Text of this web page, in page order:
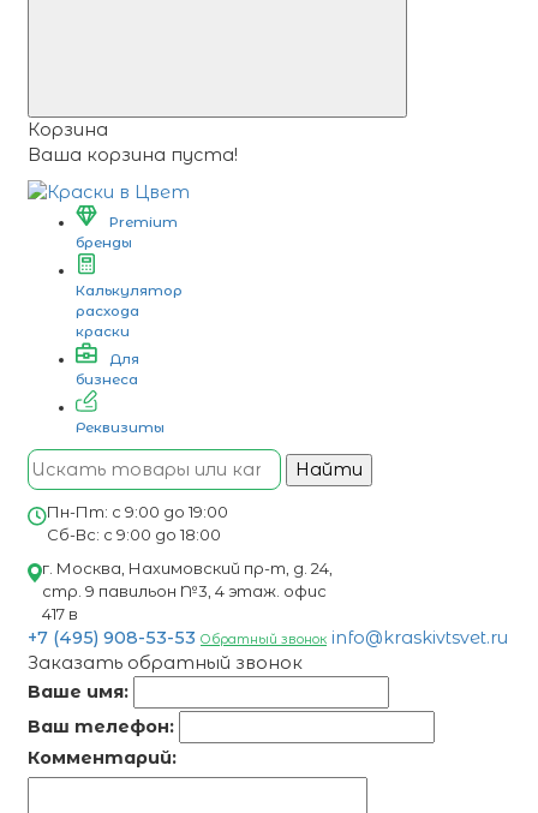
Корзина
Ваша корзина пуста!
Premium
бренды
Калькулятор
расхода
краски
Для
бизнеса
Реквизиты
Найти
Пн-Пт: с 9:00 до 19:00
Сб-Вс: с 9:00 до 18:00
г. Москва, Нахимовский пр-т, д. 24,
стр. 9 павильон №3, 4 этаж. офис
417 в
+7 (495) 908-53-53 Обратный звонок info@kraskivtsvet.ru
Заказать обратный звонок
Ваше имя:
Ваш телефон:
Комментарий: